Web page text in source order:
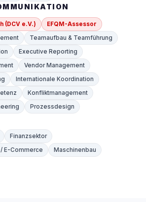
(DCV e.V.)
EFQM-Assessor
Teamaufbau & Teamführung
Executive Reporting
Vendor Management
Internationale Koordination
Konfliktmanagement
Prozessdesign
Finanzsektor
E-Commerce
Maschinenbau